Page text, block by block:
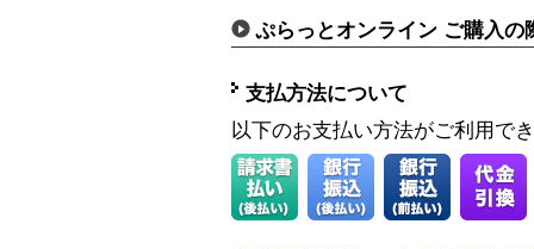
ぷらっとオンライン ご購入の
支払方法について
以下のお支払い方法がご利用で